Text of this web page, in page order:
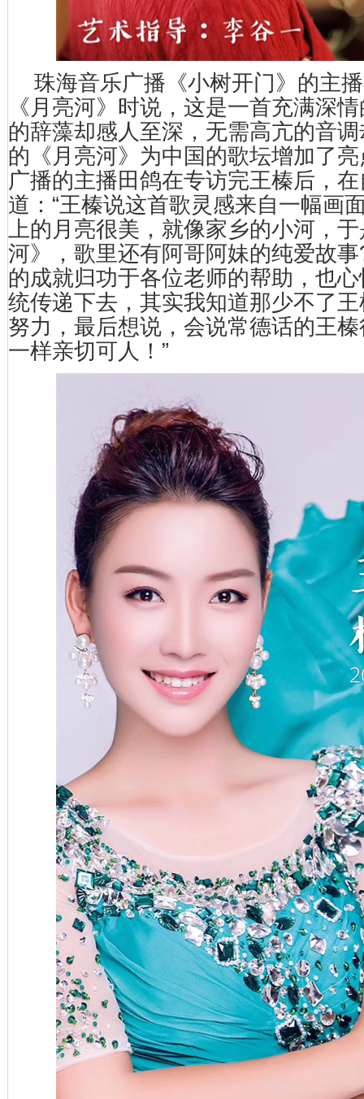
珠海音乐广播《小树开门》的主
《月亮河》时说，这是一首充满深
的辞藻却感人至深，无需高亢的音
的《月亮河》为中国的歌坛增加了
广播的主播田鸽在专访完王榛后，
道：“王榛说这首歌灵感来自一幅
上的月亮很美，就像家乡的小河，
河》，歌里还有阿哥阿妹的纯爱故
的成就归功于各位老师的帮助，也
统传递下去，其实我知道那少不了
努力，最后想说，会说常德话的王
一样亲切可人！”